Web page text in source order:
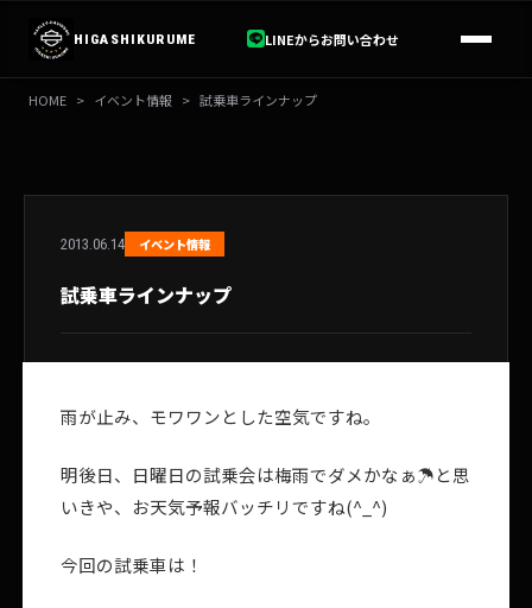
ス
HIGASHIKURUME LINEからお問い合わせ
HOME > イベント情報 > 試乗車ラインナップ
2013.06.14 イベント情報
試乗車ラインナップ
雨が止み、モワワンとした空気ですね。
明後日、日曜日の試乗会は梅雨でダメかなぁ☂と思
いきや、お天気予報バッチリですね(^_^)
今回の試乗車は！